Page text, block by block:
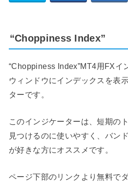
“Choppiness Index”
“Choppiness Index”MT4用FXイ
ウィンドウにインデックスを表
ターです。
このインジケーターは、短期の
見つけるのに使いやすく、バン
が好きな方にオススメです。
ページ下部のリンクより無料で